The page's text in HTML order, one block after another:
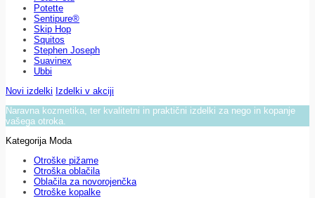
Potette
Sentipure®
Skip Hop
Squitos
Stephen Joseph
Suavinex
Ubbi
Novi izdelki Izdelki v akciji
Naravna kozmetika, ter kvalitetni in praktični izdelki za nego in kopanje
vašega otroka.
Kategorija Moda
Otroške pižame
Otroška oblačila
Oblačila za novorojenčka
Otroške kopalke